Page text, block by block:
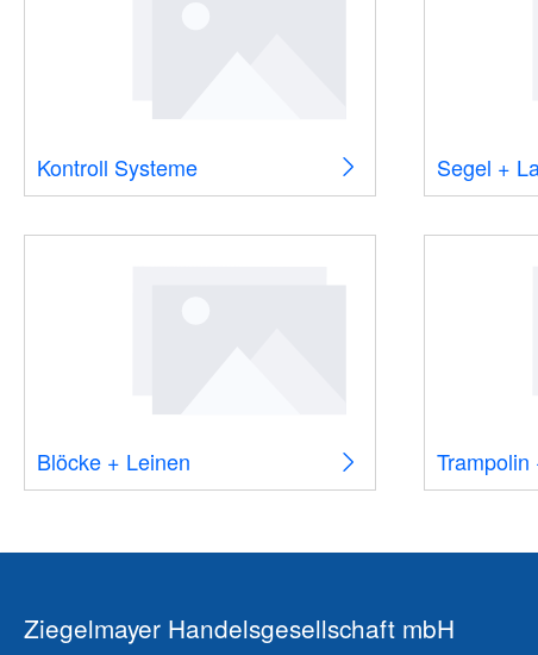
Kontroll Systeme Segel +
Blöcke + Leinen
Ziegelmayer Handelsgesellschaft mbH